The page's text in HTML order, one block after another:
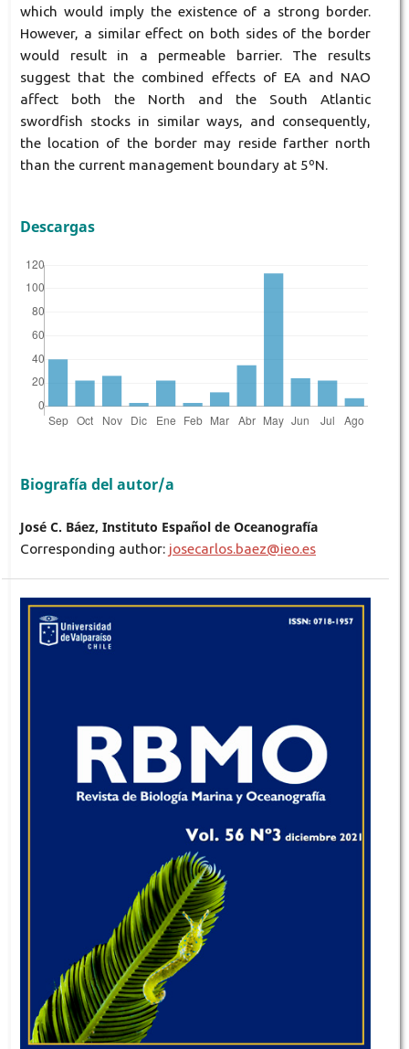
which would imply the existence of a strong border.
However, a similar effect on both sides of the border
would result in a permeable barrier. The results
suggest that the combined effects of EA and NAO
affect both the North and the South Atlantic
swordfish stocks in similar ways, and consequently,
the location of the border may reside farther north
than the current management boundary at 5ºN.
Descargas
Biografía del autor/a
José C. Báez, Instituto Español de Oceanografía
Corresponding author: josecarlos.baez@ieo.es